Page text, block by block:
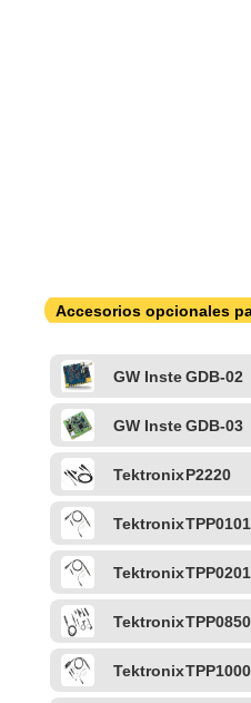
Accesorios opcionales
GW InsteGDB-02
GW InsteGDB-03
TektronixP2220
TektronixTPP0101
TektronixTPP0201
TektronixTPP0850
TektronixTPP1000